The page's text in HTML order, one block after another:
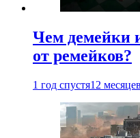
Чем демейки
от ремейков?
1 год спустя12